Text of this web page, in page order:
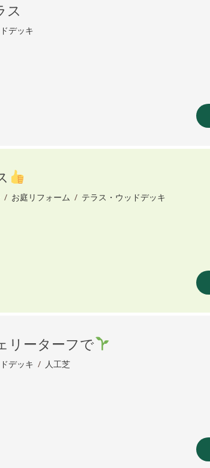
ス
デッキ
/ お庭リフォーム / テラス・ウッドデッキ
リーターフで
デッキ / 人工芝